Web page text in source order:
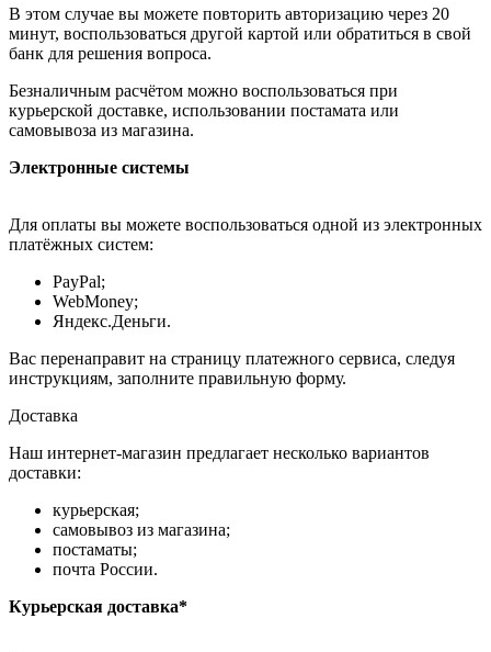
В этом случае вы можете повторить авторизацию через 20
минут, воспользоваться другой картой или обратиться в свой
банк для решения вопроса.
Безналичным расчётом можно воспользоваться при
курьерской доставке, использовании постамата или
самовывоза из магазина.
Электронные системы
Для оплаты вы можете воспользоваться одной из электронных
платёжных систем:
PayPal;
WebMoney;
Яндекс.Деньги.
Вас перенаправит на страницу платежного сервиса, следуя
инструкциям, заполните правильную форму.
Доставка
Наш интернет-магазин предлагает несколько вариантов
доставки:
курьерская;
самовывоз из магазина;
постаматы;
почта России.
Курьерская доставка*